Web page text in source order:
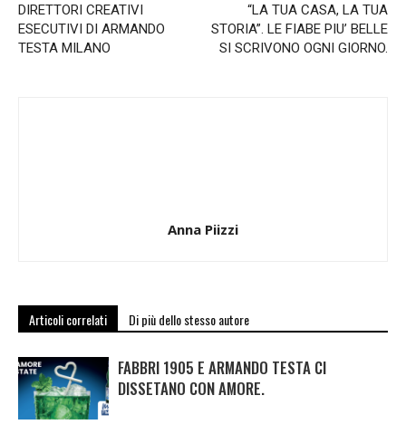
DIRETTORI CREATIVI
ESECUTIVI DI ARMANDO
TESTA MILANO
“LA TUA CASA, LA TUA
STORIA”. LE FIABE PIU’ BELLE
SI SCRIVONO OGNI GIORNO.
Anna Piizzi
Articoli correlati Di più dello stesso autore
FABBRI 1905 E ARMANDO TESTA CI
DISSETANO CON AMORE.